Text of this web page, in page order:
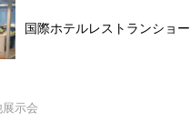
国際ホテルレストランショー
展示会